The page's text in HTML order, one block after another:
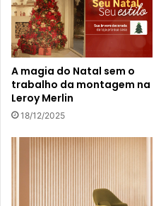
A magia do Natal sem o
trabalho da montagem na
Leroy Merlin
18/12/2025